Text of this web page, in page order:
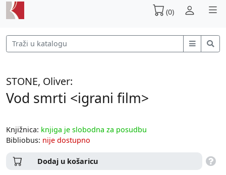
(0)
STONE, Oliver:
Vod smrti <igrani film>
Knjižnica: knjiga je slobodna za posudbu
Bibliobus: nije dostupno
Dodaj u košaricu